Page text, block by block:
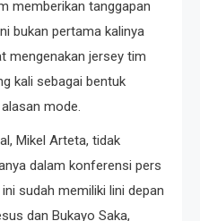
memberikan tanggapan
bukan pertama kalinya
mengenakan jersey tim
kali sebagai bentuk
mode.
Mikel Arteta, tidak
dalam konferensi pers
sudah memiliki lini depan
dan Bukayo Saka,